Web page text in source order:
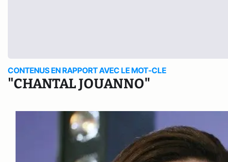
CONTENUS EN RAPPORT AVEC LE MOT-CLE
"CHANTAL JOUANNO"